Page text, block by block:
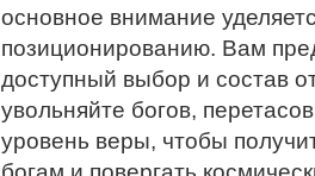
основное внимание
позиционированию. Вам
доступный выбор и состав
увольняйте богов,
уровень веры, чтобы